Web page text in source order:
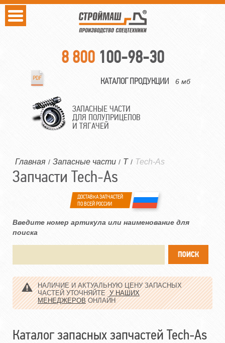
8 800 100-98-30
КАТАЛОГ ПРОДУКЦИИ 6 мб
ЗАПАСНЫЕ ЧАСТИ
ДЛЯ ПОЛУПРИЦЕПОВ
И ТЯГАЧЕЙ
Главная / Запасные части / T / Tech-As
Запчасти Tech-As
ДОСТАВКА ЗАПЧАСТЕЙ
ПО ВСЕЙ РОССИИ
Введите номер артикула или наименование для
поиска
НАЛИЧИЕ И АКТУАЛЬНУЮ ЦЕНУ ЗАПАСНЫХ
ЧАСТЕЙ УТОЧНЯЙТЕУ НАШИХ
МЕНЕДЖЕРОВОНЛАЙН
Каталог запасных запчастей Tech-As